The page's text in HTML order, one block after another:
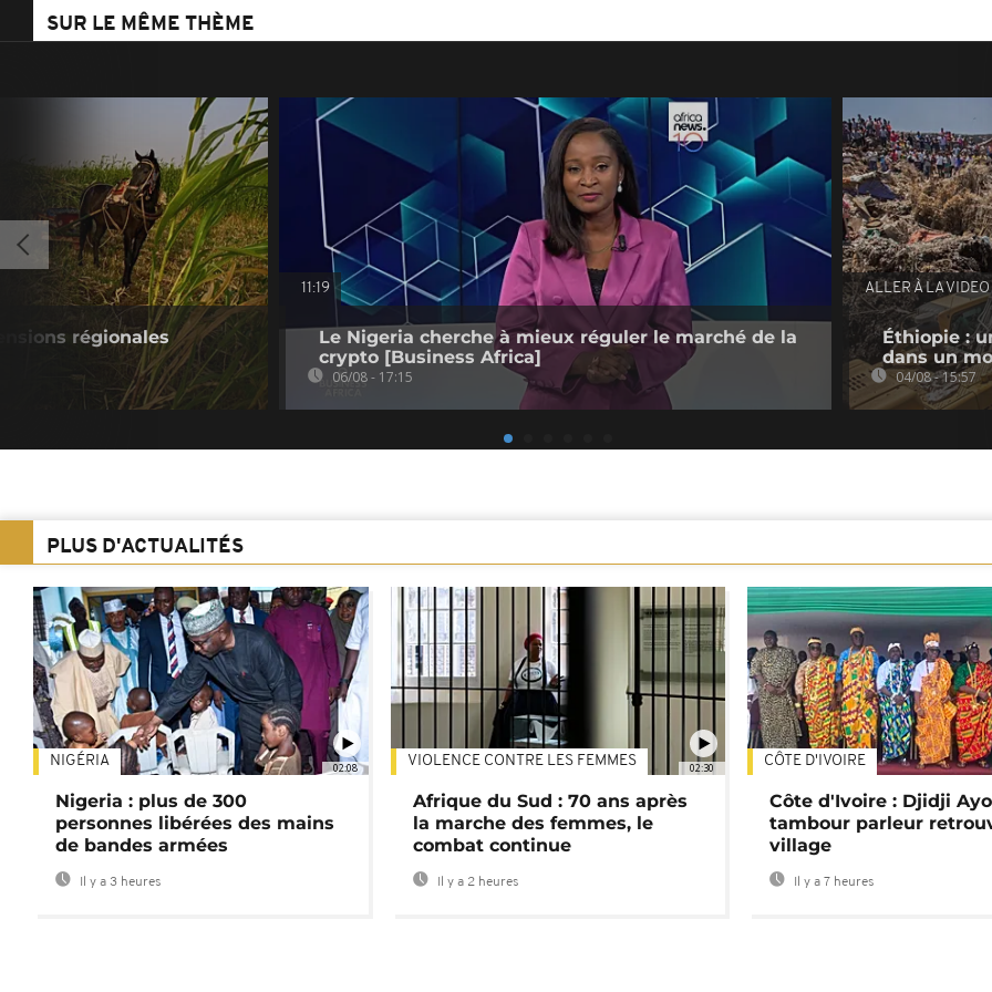
SUR LE MÊME THÈME
régionales
11:19
Le Nigeria cherche à mieux réguler le marché de la
crypto [Business Africa]
06/08 - 17:15
ALLER À LA VIDEO
Éthiopie :
dans un
04/08 - 15:57
PLUS D'ACTUALITÉS
02:08
NIGÉRIA
Nigeria : plus de 300
personnes libérées des mains
de bandes armées
Il y a 3 heures
02:30
VIOLENCE CONTRE LES FEMMES
Afrique du Sud : 70 ans après
la marche des femmes, le
combat continue
Il y a 2 heures
CÔTE D'IVOIRE
Côte d'Ivoire : Djidji
tambour parleur
village
Il y a 7 heures